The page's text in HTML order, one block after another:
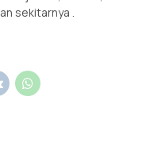
sekitarnya .